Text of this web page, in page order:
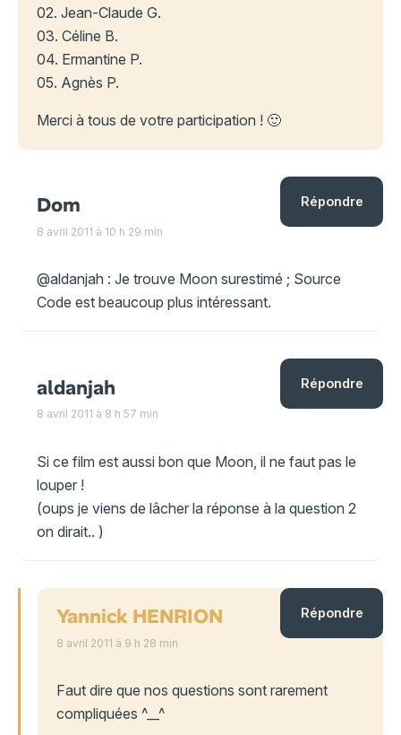
02. Jean-Claude G.
03. Céline B.
04. Ermantine P.
05. Agnès P.
Merci à tous de votre participation ! 🙂
Dom
8 avril 2011 à 10 h 29 min
@aldanjah : Je trouve Moon surestimé ; Source
Code est beaucoup plus intéressant.
Répondre
aldanjah
8 avril 2011 à 8 h 57 min
Si ce film est aussi bon que Moon, il ne faut pas le
louper !
(oups je viens de lâcher la réponse à la question 2
on dirait.. )
Répondre
Yannick HENRION
8 avril 2011 à 9 h 28 min
Faut dire que nos questions sont rarement
compliquées ^__^
Répondre